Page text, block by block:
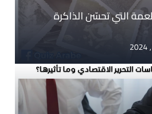
التي تحسّن الذاكرة